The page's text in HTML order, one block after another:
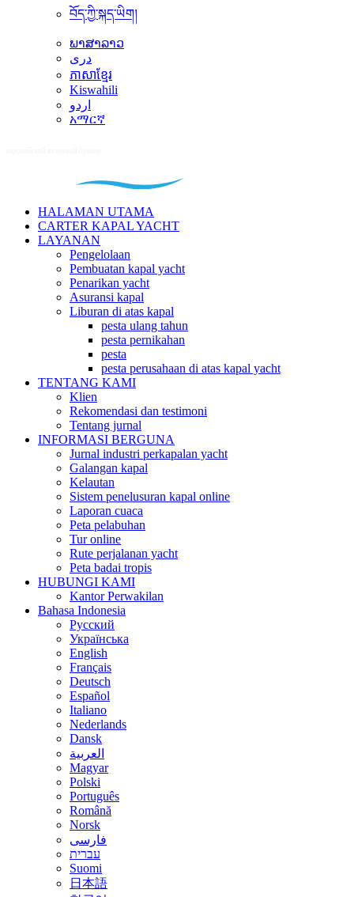
བོད་ཀྱི་སྐད་ཡིག།
ພາສາລາວ
دری
ភាសាខ្មែរ
Kiswahili
اردو
አማርኛ
HALAMAN UTAMA
CARTER KAPAL YACHT
LAYANAN
Pengelolaan
Pembuatan kapal yacht
Penarikan yacht
Asuransi kapal
Liburan di atas kapal
pesta ulang tahun
pesta pernikahan
pesta
pesta perusahaan di atas kapal yacht
TENTANG KAMI
Klien
Rekomendasi dan testimoni
Tentang jurnal
INFORMASI BERGUNA
Jurnal industri perkapalan yacht
Galangan kapal
Kelautan
Sistem penelusuran kapal online
Laporan cuaca
Peta pelabuhan
Tur online
Rute perjalanan yacht
Peta badai tropis
HUBUNGI KAMI
Kantor Perwakilan
Bahasa Indonesia
Русский
Українська
English
Français
Deutsch
Español
Italiano
Nederlands
Dansk
العربية
Magyar
Polski
Português
Română
Norsk
فارسی
עברית
Suomi
日本語